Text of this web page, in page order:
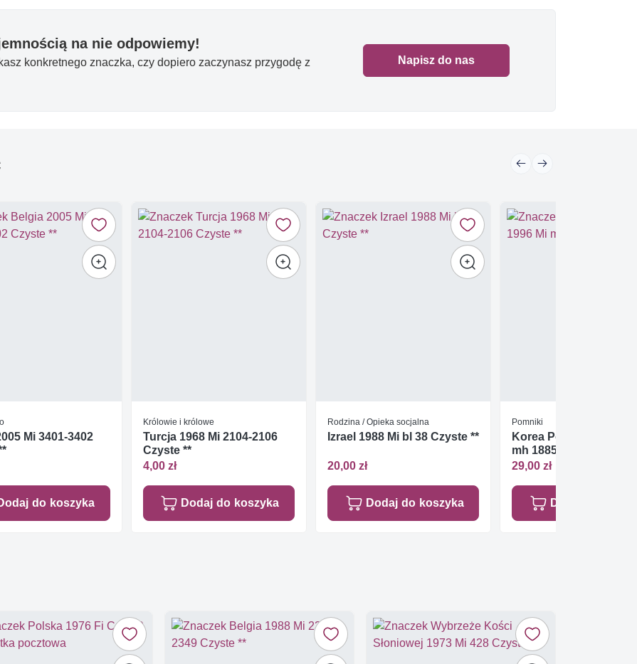
na nie odpowiemy!
konkretnego znaczka, czy dopiero zaczynasz przygodę z
Napisz do nas
Mi 3401-3402
do koszyka
Królowie i królowe
Turcja 1968 Mi 2104-2106
Czyste **
4,00 zł
Dodaj do koszyka
Rodzina / Opieka socjalna
Izrael 1988 Mi bl 38 Czyste **
20,00 zł
Dodaj do koszyka
Pomniki
Korea Południowa
mh 1885 Czyste **
29,00 zł
Dodaj do